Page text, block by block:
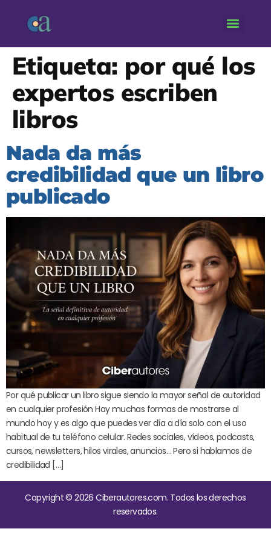
Etiqueta: por qué los
expertos escriben
libros
Nada da más
credibilidad que un libro
publicado
Por qué publicar un libro sigue siendo la mayor señal de autoridad
en cualquier profesión Hay muchas formas de mostrarse al
mundo hoy y es algo que puedes ver día a día solo con el uso
habitual de tu teléfono celular. Redes sociales, vídeos, podcasts,
cursos, newsletters, hilos virales, anuncios… Pero si hablamos de
credibilidad […]
Copyright © 2026 Ciberautores.com. Todos los derechos
reservados.